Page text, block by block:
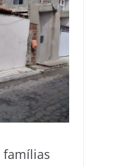
famílias